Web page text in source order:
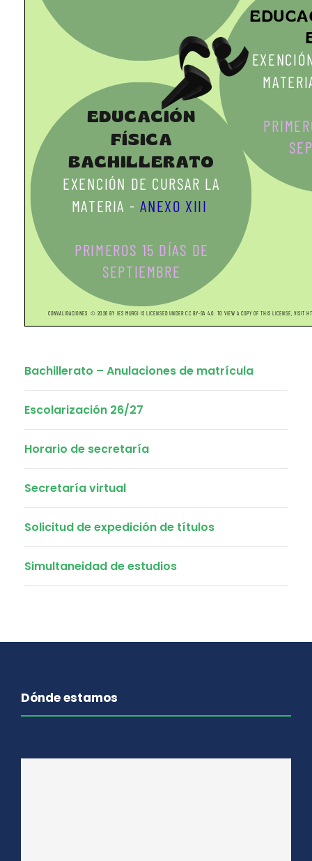
Bachillerato – Anulaciones de matrícula
Escolarización 26/27
Horario de secretaría
Secretaría virtual
Solicitud de expedición de títulos
Simultaneidad de estudios
Dónde estamos